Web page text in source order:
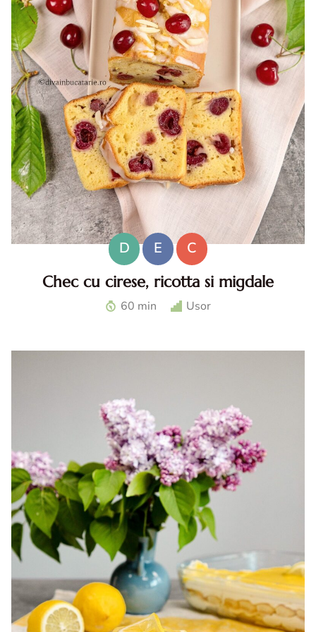
D E
C
Chec cu cirese, ricotta si migdale
Chec cu cirese. Chec cu ricotta. Desert cu cirese. Reteta
chec pufos cu cirese. Chec de casa cu cirese. Prajitura cu
60 min Usor